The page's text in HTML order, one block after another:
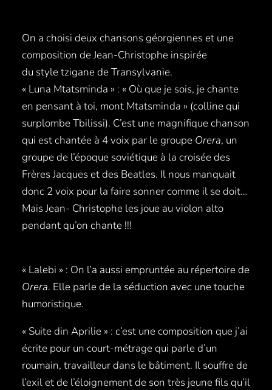
On a choisi deux chansons géorgiennes et une
composition de Jean-Christophe inspirée
du style tzigane de Transylvanie.
« Luna Mtatsminda » : « Où que je sois, je chante
en pensant à toi, mont Mtatsminda » (colline qui
surplombe Tbilissi). C’est une magnifique chanson
qui est chantée à 4 voix par le groupe Orera, un
groupe de l’époque soviétique à la croisée des
Frères Jacques et des Beatles. Il nous manquait
donc 2 voix pour la faire sonner comme il se doit…
Mais Jean- Christophe les joue au violon alto
pendant qu’on chante !!!
« Lalebi » : On l’a aussi empruntée au répertoire de
Orera. Elle parle de la séduction avec une touche
humoristique.
« Suite din Aprilie » : c’est une composition que j’ai
écrite pour un court-métrage qui parle d’un
roumain, travailleur dans le bâtiment. Il souffre de
l’exil et de l’éloignement de son très jeune fils qu’il